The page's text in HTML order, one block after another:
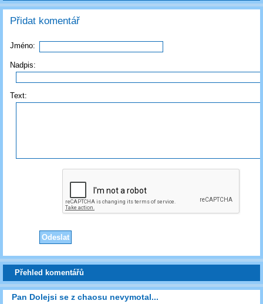
Přidat komentář
Jméno:
Nadpis:
Text:
Přehled komentářů
Pan Dolejsi se z chaosu nevymotal...